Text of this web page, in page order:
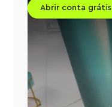
Abrir conta grátis